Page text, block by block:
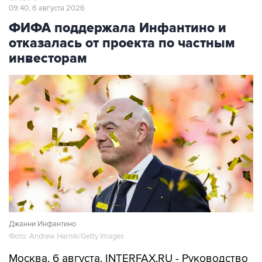
09:40, 6 августа 2026
ФИФА поддержала Инфантино и
отказалась от проекта по частным
инвесторам
Джанни Инфантино
Фото: Andrew Harnik/Getty Images
Москва. 6 августа. INTERFAX.RU - Руководство